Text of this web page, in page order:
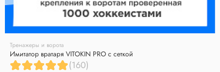
Тренажеры и ворота
Имитатор вратаря VITOKIN PRO с сеткой
(160)